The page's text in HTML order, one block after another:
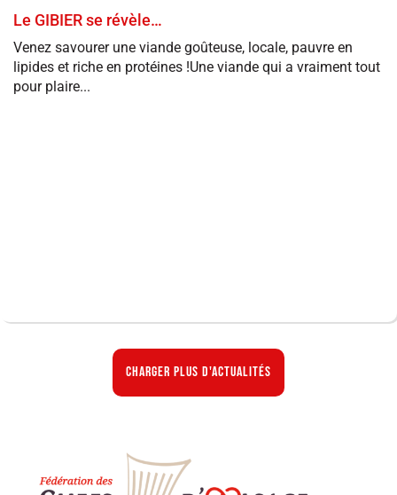
Le GIBIER se révèle…
Venez savourer une viande goûteuse, locale, pauvre en
lipides et riche en protéines !Une viande qui a vraiment tout
pour plaire...
Charger plus d'actualités